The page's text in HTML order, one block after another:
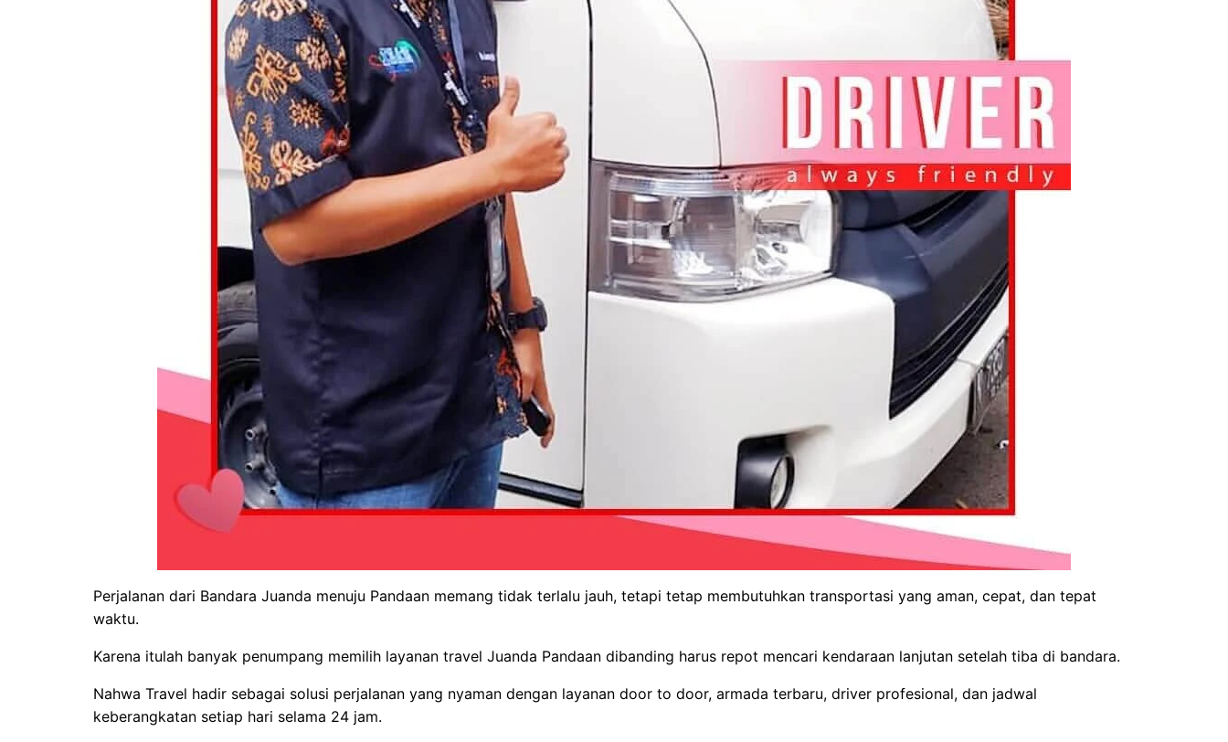
Perjalanan dari Bandara Juanda menuju Pandaan memang tidak terlalu jauh, tetapi tetap membutuhkan transportasi yang aman, cepat, dan tepat
waktu.
Karena itulah banyak penumpang memilih layanan travel Juanda Pandaan dibanding harus repot mencari kendaraan lanjutan setelah tiba di bandara.
Nahwa Travel hadir sebagai solusi perjalanan yang nyaman dengan layanan door to door, armada terbaru, driver profesional, dan jadwal
keberangkatan setiap hari selama 24 jam.